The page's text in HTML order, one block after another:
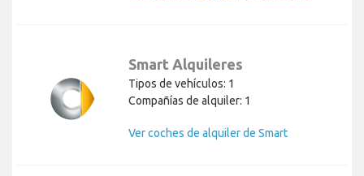
Smart Alquileres
Tipos de vehículos: 1
Compañías de alquiler: 1
Ver coches de alquiler de Smart